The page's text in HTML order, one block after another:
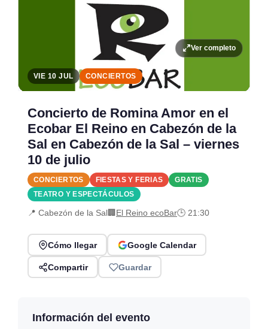
Ver completo
VIE 10 JUL CONCIERTOS
Concierto de Romina Amor en el
Ecobar El Reino en Cabezón de la
Sal en Cabezón de la Sal – viernes
10 de julio
CONCIERTOS FIESTAS Y FERIAS
GRATIS
TEATRO Y ESPECTÁCULOS
📍 Cabezón de la Sal🏢 El Reino ecoBar🕒 21:30
Cómo llegar Google Calendar
Compartir Guardar
Información del evento